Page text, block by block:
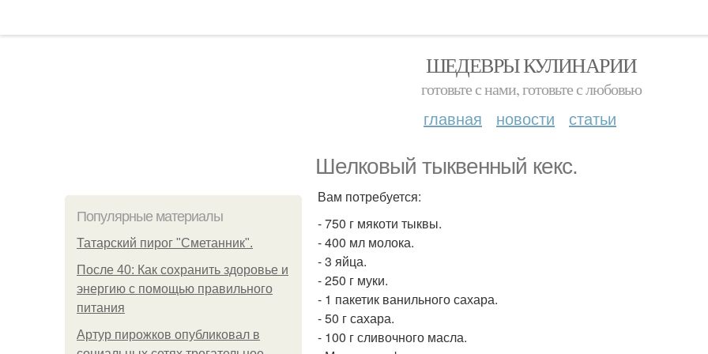
ШЕДЕВРЫ КУЛИНАРИИ
готовьте с нами, готовьте с любовью
главная новости статьи
Шелковый тыквенный кекс.
Популярные материалы
Татарский пирог "Сметанник".
После 40: Как сохранить здоровье и
энергию с помощью правильного
питания
Артур пирожков опубликовал в
Вам потребуется:
- 750 г мякоти тыквы.
- 400 мл молока.
- 3 яйца.
- 250 г муки.
- 1 пакетик ванильного сахара.
- 50 г сахара.
- 100 г сливочного масла.